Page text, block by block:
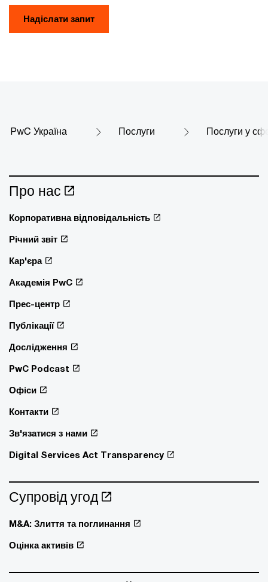
Надіслати запит
PwC Україна Послуги Послуги у
Про нас
Корпоративна відповідальність
Річний звіт
Кар'єра
Академія PwC
Прес-центр
Публікації
Дослідження
PwC Podcast
Офіси
Контакти
Зв'язатися з нами
Digital Services Act Transparency
Супровід угод
M&A: Злиття та поглинання
Оцінка активів